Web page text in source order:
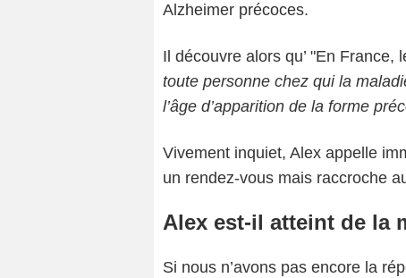
Alzheimer précoces.
Il découvre alors qu’ "En France,
toute personne chez qui la
l’âge d’apparition de la forme
Vivement inquiet, Alex appelle
un rendez-vous mais raccroche
Alex est-il atteint de la
Si nous n’avons pas encore la